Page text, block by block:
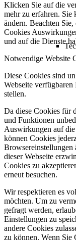
Klicken Sie auf die
mehr zu erfahren. Sie
ändern. Beachten
Cookies
und auf die Dienste
Notwendige Website
Diese Cookies sind
Webseite
stellen.
Da diese Cookies für
und Funktionen
Auswirkungen auf die
können Cookies
Browsereinstellungen
dieser Webseite
Cookies zu
erneut besuchen.
Wir respektieren es
möchten. Um zu
gefragt werden,
Einstellungen zu
andere Cookies
zu können. Wenn Sie